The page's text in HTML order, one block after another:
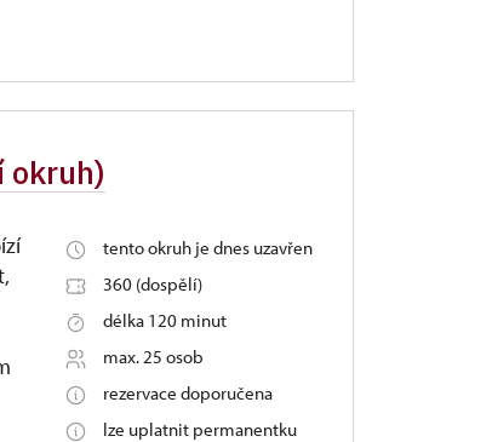
okruh)
tento okruh je dnes uzavřen
360 (dospělí)
délka 120 minut
max. 25 osob
rezervace doporučena
lze uplatnit permanentku